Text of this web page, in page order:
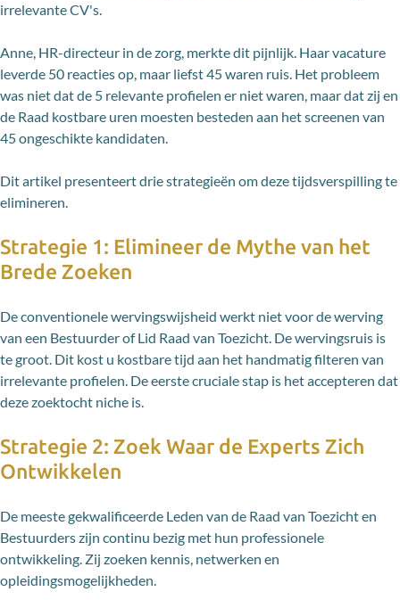
irrelevante CV's.
Anne, HR-directeur in de zorg, merkte dit pijnlijk. Haar vacature
leverde 50 reacties op, maar liefst 45 waren ruis. Het probleem
was niet dat de 5 relevante profielen er niet waren, maar dat zij en
de Raad kostbare uren moesten besteden aan het screenen van
45 ongeschikte kandidaten.
Dit artikel presenteert drie strategieën om deze tijdsverspilling te
elimineren.
Strategie 1: Elimineer de Mythe van het
Brede Zoeken
De conventionele wervingswijsheid werkt niet voor de werving
van een Bestuurder of Lid Raad van Toezicht. De wervingsruis is
te groot. Dit kost u kostbare tijd aan het handmatig filteren van
irrelevante profielen. De eerste cruciale stap is het accepteren dat
deze zoektocht niche is.
Strategie 2: Zoek Waar de Experts Zich
Ontwikkelen
De meeste gekwalificeerde Leden van de Raad van Toezicht en
Bestuurders zijn continu bezig met hun professionele
ontwikkeling. Zij zoeken kennis, netwerken en
opleidingsmogelijkheden.